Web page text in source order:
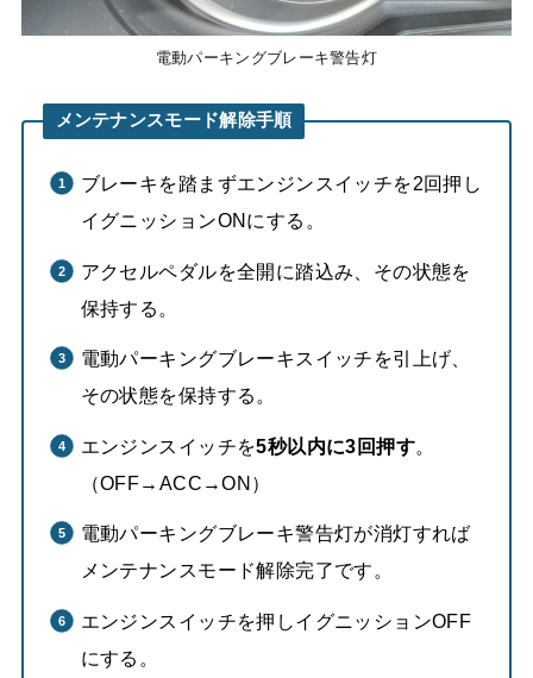
電動パーキングブレーキ警告灯
メンテナンスモード解除手順
ブレーキを踏まずエンジンスイッチを2回押し
イグニッションONにする。
アクセルペダルを全開に踏込み、その状態を
保持する。
電動パーキングブレーキスイッチを引上げ、
その状態を保持する。
エンジンスイッチを5秒以内に3回押す。
（OFF→ACC→ON）
電動パーキングブレーキ警告灯が消灯すれば
メンテナンスモード解除完了です。
エンジンスイッチを押しイグニッションOFF
にする。